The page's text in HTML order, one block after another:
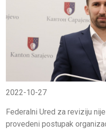
2022-10-27
Federalni Ured za reviziju
provedeni postupak